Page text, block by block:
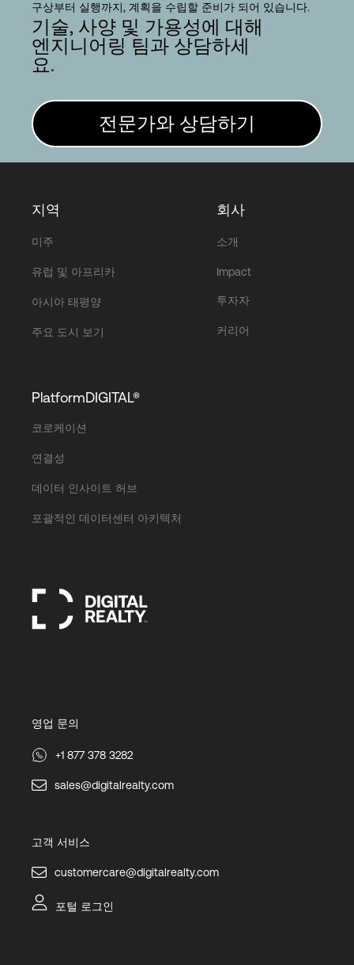
구상부터 실행까지, 계획을 수립할 준비가 되어 있습니다.
기술, 사양 및 가용성에 대해
엔지니어링 팀과 상담하세
요.
전문가와 상담하기
지역
미주
유럽 및 아프리카
아시아 태평양
주요 도시 보기
회사
소개
Impact
투자자
커리어
PlatformDIGITAL®
코로케이션
연결성
데이터 인사이트 허브
포괄적인 데이터센터 아키텍처
영업 문의
+1 877 378 3282
sales@digitalrealty.com
고객 서비스
customercare@digitalrealty.com
포털 로그인